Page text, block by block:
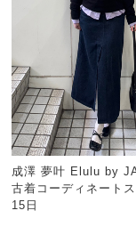
成澤 夢叶 Elulu by
古着コーディネート
15日